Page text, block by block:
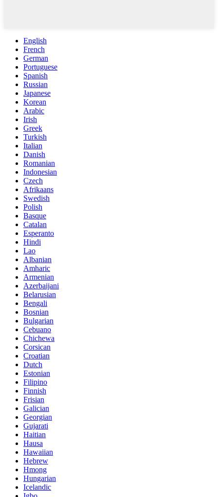
English
French
German
Portuguese
Spanish
Russian
Japanese
Korean
Arabic
Irish
Greek
Turkish
Italian
Danish
Romanian
Indonesian
Czech
Afrikaans
Swedish
Polish
Basque
Catalan
Esperanto
Hindi
Lao
Albanian
Amharic
Armenian
Azerbaijani
Belarusian
Bengali
Bosnian
Bulgarian
Cebuano
Chichewa
Corsican
Croatian
Dutch
Estonian
Filipino
Finnish
Frisian
Galician
Georgian
Gujarati
Haitian
Hausa
Hawaiian
Hebrew
Hmong
Hungarian
Icelandic